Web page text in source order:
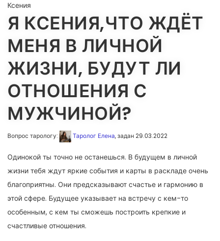
Ксения
Я КСЕНИЯ,ЧТО ЖДЁТ
МЕНЯ В ЛИЧНОЙ
ЖИЗНИ, БУДУТ ЛИ
ОТНОШЕНИЯ С
МУЖЧИНОЙ?
Вопрос тарологу: Таролог Елена, задан 29.03.2022
Одинокой ты точно не останешься. В будущем в личной
жизни тебя ждут яркие события и карты в раскладе очень
благоприятны. Они предсказывают счастье и гармонию в
этой сфере. Будущее указывает на встречу с кем-то
особенным, с кем ты сможешь построить крепкие и
счастливые отношения.